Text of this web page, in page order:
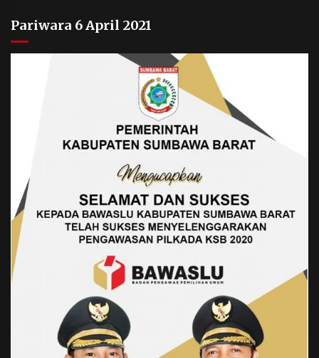
Pariwara 6 April 2021